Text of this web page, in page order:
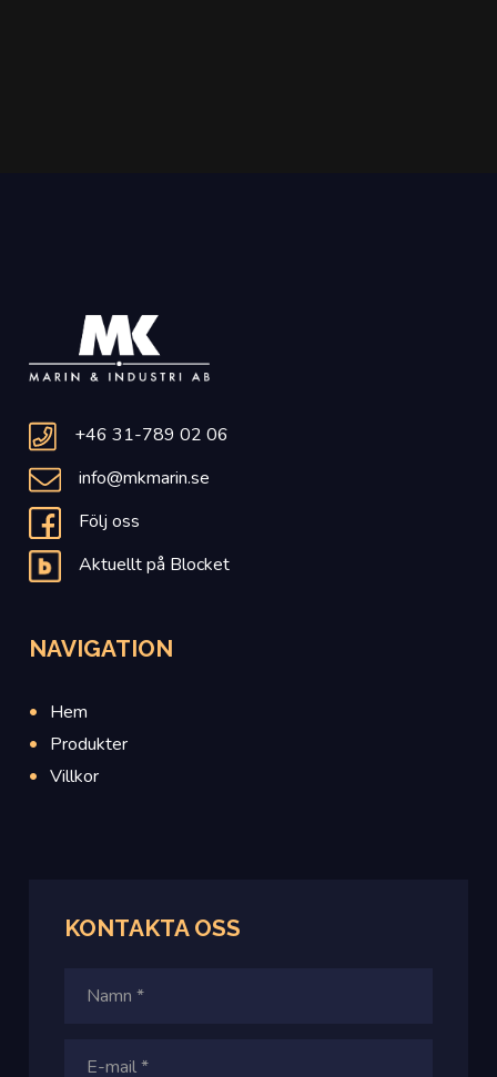
+46 31-789 02 06
info@mkmarin.se
Följ oss
Aktuellt på Blocket
NAVIGATION
Hem
Produkter
Villkor
KONTAKTA OSS